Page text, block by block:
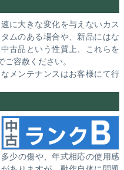
に大きな変化を与えないカス
ムのある場合や、新品にはな
古品という性質上、これらを
容赦ください。
メンテナンスはお客様にて行
多少の傷や、年式相応の使用感